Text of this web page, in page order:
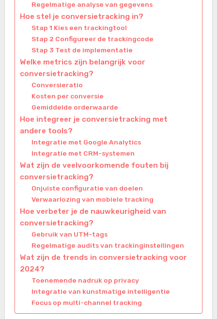
Regelmatige analyse van gegevens
Hoe stel je conversietracking in?
Stap 1 Kies een trackingtool
Stap 2 Configureer de trackingcode
Stap 3 Test de implementatie
Welke metrics zijn belangrijk voor
conversietracking?
Conversieratio
Kosten per conversie
Gemiddelde orderwaarde
Hoe integreer je conversietracking met
andere tools?
Integratie met Google Analytics
Integratie met CRM-systemen
Wat zijn de veelvoorkomende fouten bij
conversietracking?
Onjuiste configuratie van doelen
Verwaarlozing van mobiele tracking
Hoe verbeter je de nauwkeurigheid van
conversietracking?
Gebruik van UTM-tags
Regelmatige audits van trackinginstellingen
Wat zijn de trends in conversietracking voor
2024?
Toenemende nadruk op privacy
Integratie van kunstmatige intelligentie
Focus op multi-channel tracking